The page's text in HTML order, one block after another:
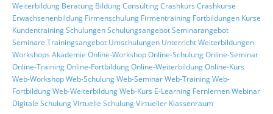
Weiterbildung Beratung BildungConsultingCrashkurs Crashkurse
Erwachsenenbildung Firmenschulung Firmentraining Fortbildungen Kurse
KundentrainingSchulungenSchulungsangebotSeminarangebot
Seminare Trainingsangebot Umschulungen UnterrichtWeiterbildungen
Workshops Akademie Online-WorkshopOnline-SchulungOnline-Seminar
Online-TrainingOnline-FortbildungOnline-WeiterbildungOnline-Kurs
Web-WorkshopWeb-SchulungWeb-SeminarWeb-TrainingWeb-
FortbildungWeb-WeiterbildungWeb-Kurs E-Learning FernlernenWebinar
Digitale SchulungVirtuelle SchulungVirtueller Klassenraum